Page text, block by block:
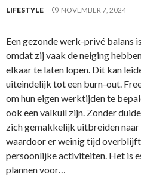
LIFESTYLE NOVEMBER 7, 2024
Een gezonde werk-privé balans
omdat zij vaak de neiging
elkaar te laten lopen. Dit kan
uiteindelijk tot een burn-out.
om hun eigen werktijden te
ook een valkuil zijn. Zonder
zich gemakkelijk uitbreiden naar
waardoor er weinig tijd
persoonlijke activiteiten. Het is
plannen voor…